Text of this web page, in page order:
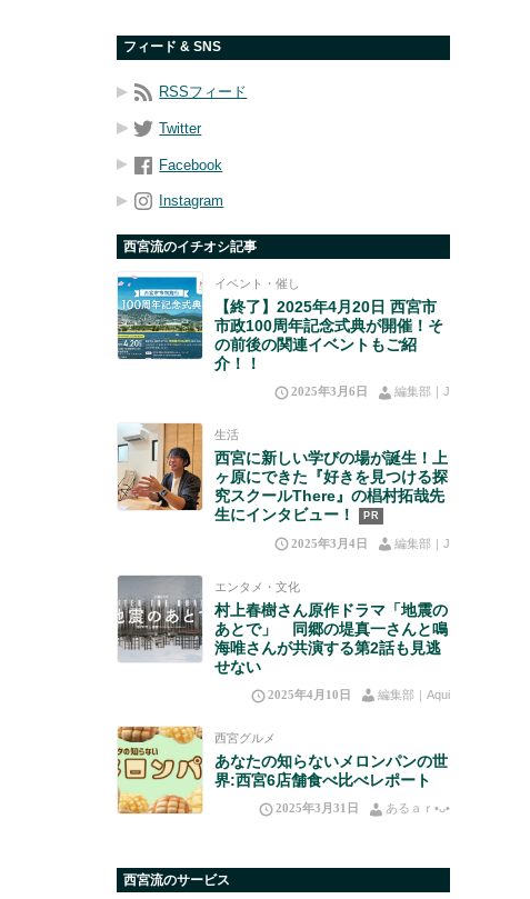
フィード & SNS
RSSフィード
Twitter
Facebook
Instagram
西宮流のイチオシ記事
イベント・催し
【終了】2025年4月20日 西宮市
市政100周年記念式典が開催！そ
の前後の関連イベントもご紹
介！！
2025年3月6日 編集部｜J
生活
西宮に新しい学びの場が誕生！上
ヶ原にできた『好きを見つける探
究スクールThere』の椙村拓哉先
生にインタビュー！
PR
2025年3月4日 編集部｜J
エンタメ・文化
村上春樹さん原作ドラマ「地震の
あとで」 同郷の堤真一さんと鳴
海唯さんが共演する第2話も見逃
せない
2025年4月10日 編集部｜Aqui
西宮グルメ
あなたの知らないメロンパンの世
界:西宮6店舗食べ比べレポート
2025年3月31日 あるａｒ•⁠ᴗ⁠•⁠
西宮流のサービス